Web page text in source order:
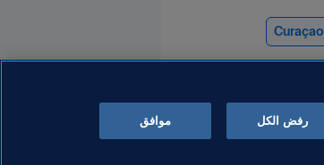
Curaçao
رفض الكل موافق